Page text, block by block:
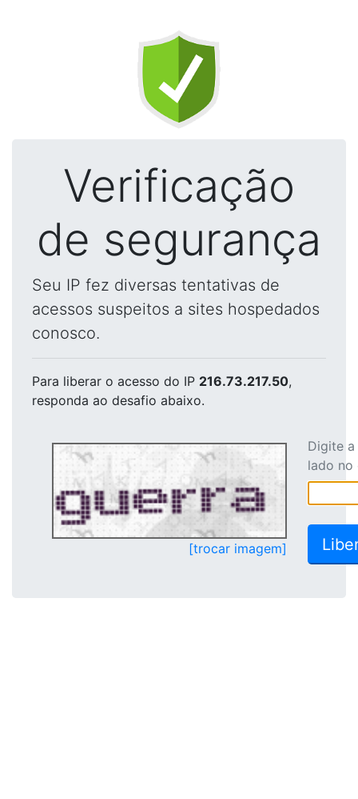
Verificação
de segurança
Seu IP fez diversas tentativas de
acessos suspeitos a sites hospedados
conosco.
Para liberar o acesso do IP 216.73.217.50,
responda ao desafio abaixo.
[trocar imagem]
Digite
lado no